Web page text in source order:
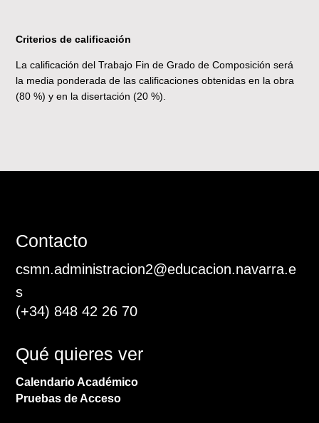
Criterios de calificación
La calificación del Trabajo Fin de Grado de Composición será
la media ponderada de las calificaciones obtenidas en la obra
(80 %) y en la disertación (20 %).
Contacto
csmn.administracion2@educacion.navarra.e
s
(+34) 848 42 26 70
Qué quieres ver
Calendario Académico
Pruebas de Acceso